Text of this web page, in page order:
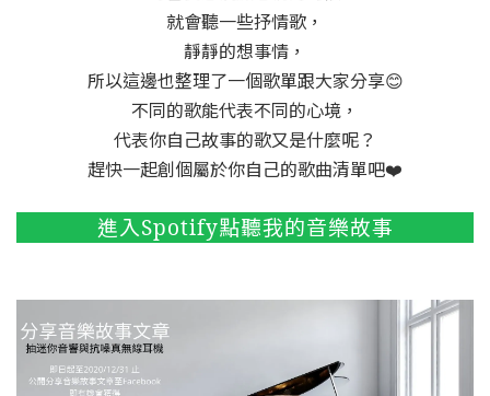
就會聽一些抒情歌，
靜靜的想事情，
所以這邊也整理了一個歌單跟大家分享😊
不同的歌能代表不同的心境，
代表你自己故事的歌又是什麼呢？
趕快一起創個屬於你自己的歌曲清單吧❤️
進入Spotify點聽我的音樂故事